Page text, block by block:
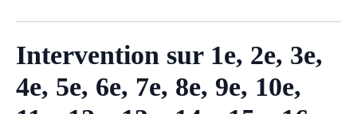
Intervention sur 1e, 2e, 3e,
4e, 5e, 6e, 7e, 8e, 9e, 10e,